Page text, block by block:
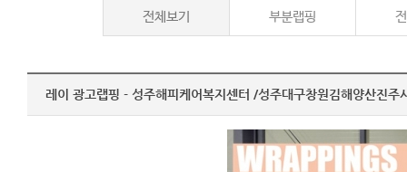
전체보기 부분랩핑
레이 광고랩핑 - 성주해피케어복지센터 /성주대구창원김해양산진주